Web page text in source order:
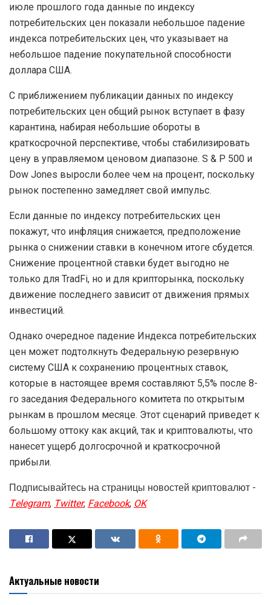
июле прошлого года данные по индексу
потребительских цен показали небольшое падение
индекса потребительских цен, что указывает на
небольшое падение покупательной способности
доллара США.
С приближением публикации данных по индексу
потребительских цен общий рынок вступает в фазу
карантина, набирая небольшие обороты в
краткосрочной перспективе, чтобы стабилизировать
цену в управляемом ценовом диапазоне. S & P 500 и
Dow Jones выросли более чем на процент, поскольку
рынок постепенно замедляет свой импульс.
Если данные по индексу потребительских цен
покажут, что инфляция снижается, предположение
рынка о снижении ставки в конечном итоге сбудется.
Снижение процентной ставки будет выгодно не
только для TradFi, но и для крипторынка, поскольку
движение последнего зависит от движения прямых
инвестиций.
Однако очередное падение Индекса потребительских
цен может подтолкнуть Федеральную резервную
систему США к сохранению процентных ставок,
которые в настоящее время составляют 5,5% после 8-
го заседания Федерального комитета по открытым
рынкам в прошлом месяце. Этот сценарий приведет к
большому оттоку как акций, так и криптовалюты, что
нанесет ущерб долгосрочной и краткосрочной
прибыли.
Подписывайтесь на страницы новостей криптовалют -
Telegram, Twitter, Facebook, OK
Актуальные новости